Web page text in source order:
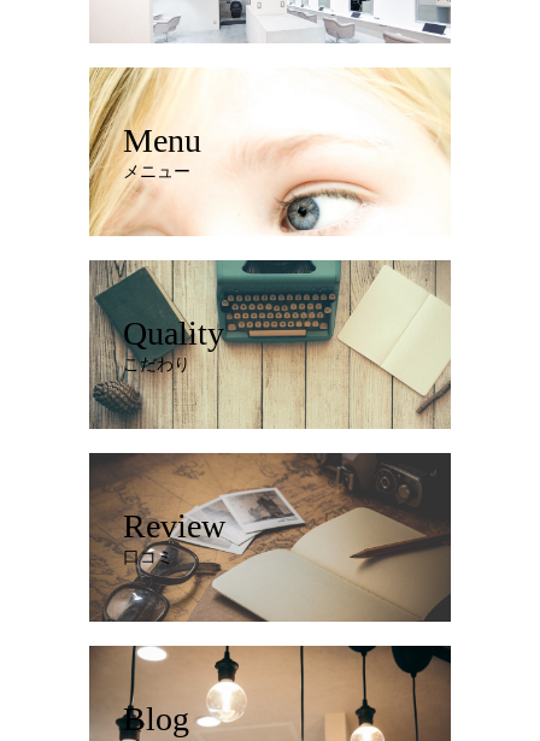
Menu
メニュー
Quality
こだわり
Review
口コミ
Blog